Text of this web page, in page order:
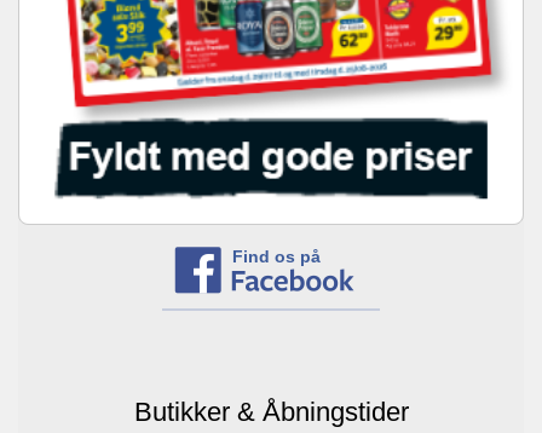
Find os på
Butikker & Åbningstider